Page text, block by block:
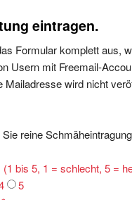
eintragen.
Formular komplett aus,
Usern mit Freemail-
Mailadresse wird nicht
reine
(1 bis 5, 1 = schlecht, 5 =
5